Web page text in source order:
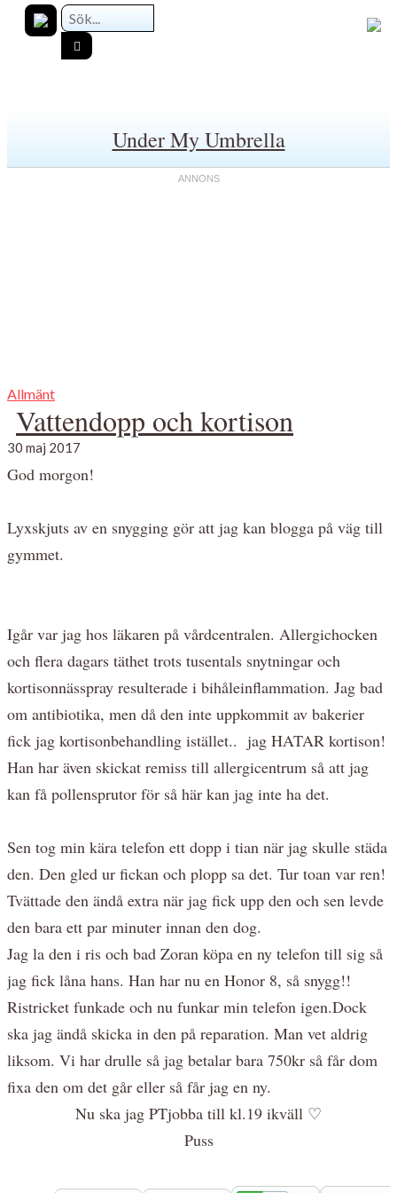
Under My Umbrella
Allmänt
Vattendopp och kortison
30 maj 2017
God morgon!
Lyxskjuts av en snygging gör att jag kan blogga på väg till
gymmet.
Igår var jag hos läkaren på vårdcentralen. Allergichocken
och flera dagars täthet trots tusentals snytningar och
kortisonnässpray resulterade i bihåleinflammation. Jag bad
om antibiotika, men då den inte uppkommit av bakerier
fick jag kortisonbehandling istället.. jag HATAR kortison!
Han har även skickat remiss till allergicentrum så att jag
kan få pollensprutor för så här kan jag inte ha det.
Sen tog min kära telefon ett dopp i tian när jag skulle städa
den. Den gled ur fickan och plopp sa det. Tur toan var ren!
Tvättade den ändå extra när jag fick upp den och sen levde
den bara ett par minuter innan den dog.
Jag la den i ris och bad Zoran köpa en ny telefon till sig så
jag fick låna hans. Han har nu en Honor 8, så snygg!!
Ristricket funkade och nu funkar min telefon igen.Dock
ska jag ändå skicka in den på reparation. Man vet aldrig
liksom. Vi har drulle så jag betalar bara 750kr så får dom
fixa den om det går eller så får jag en ny.
Nu ska jag PTjobba till kl.19 ikväll ♡
Puss